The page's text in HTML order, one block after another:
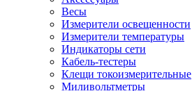
Весы
Измерители освещенности
Измерители температуры
Индикаторы сети
Кабель-тестеры
Клещи токоизмерительные
Миливольтметры